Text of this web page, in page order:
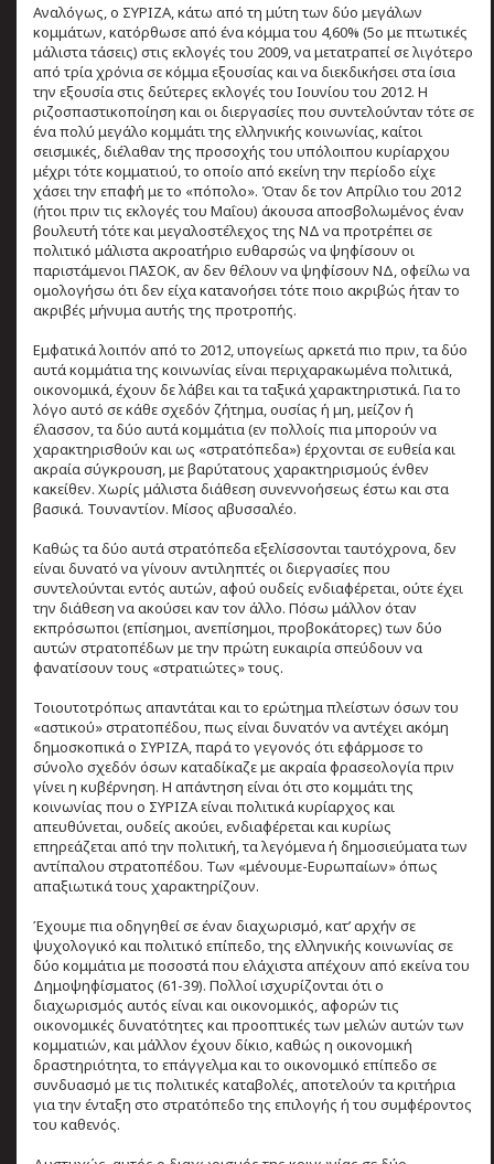
Αναλόγως, ο ΣΥΡΙΖΑ, κάτω από τη μύτη των δύο μεγάλων
κομμάτων, κατόρθωσε από ένα κόμμα του 4,60% (5ο με πτωτικές
μάλιστα τάσεις) στις εκλογές του 2009, να μετατραπεί σε λιγότερο
από τρία χρόνια σε κόμμα εξουσίας και να διεκδικήσει στα ίσια
την εξουσία στις δεύτερες εκλογές του Ιουνίου του 2012. Η
ριζοσπαστικοποίηση και οι διεργασίες που συντελούνταν τότε σε
ένα πολύ μεγάλο κομμάτι της ελληνικής κοινωνίας, καίτοι
σεισμικές, διέλαθαν της προσοχής του υπόλοιπου κυρίαρχου
μέχρι τότε κομματιού, το οποίο από εκείνη την περίοδο είχε
χάσει την επαφή με το «πόπολο». Όταν δε τον Απρίλιο του 2012
(ήτοι πριν τις εκλογές του Μαΐου) άκουσα αποσβολωμένος έναν
βουλευτή τότε και μεγαλοστέλεχος της ΝΔ να προτρέπει σε
πολιτικό μάλιστα ακροατήριο ευθαρσώς να ψηφίσουν οι
παριστάμενοι ΠΑΣΟΚ, αν δεν θέλουν να ψηφίσουν ΝΔ, οφείλω να
ομολογήσω ότι δεν είχα κατανοήσει τότε ποιο ακριβώς ήταν το
ακριβές μήνυμα αυτής της προτροπής.
Εμφατικά λοιπόν από το 2012, υπογείως αρκετά πιο πριν, τα δύο
αυτά κομμάτια της κοινωνίας είναι περιχαρακωμένα πολιτικά,
οικονομικά, έχουν δε λάβει και τα ταξικά χαρακτηριστικά. Για το
λόγο αυτό σε κάθε σχεδόν ζήτημα, ουσίας ή μη, μείζον ή
έλασσον, τα δύο αυτά κομμάτια (εν πολλοίς πια μπορούν να
χαρακτηρισθούν και ως «στρατόπεδα») έρχονται σε ευθεία και
ακραία σύγκρουση, με βαρύτατους χαρακτηρισμούς ένθεν
κακείθεν. Χωρίς μάλιστα διάθεση συνεννοήσεως έστω και στα
βασικά. Τουναντίον. Μίσος αβυσσαλέο.
Καθώς τα δύο αυτά στρατόπεδα εξελίσσονται ταυτόχρονα, δεν
είναι δυνατό να γίνουν αντιληπτές οι διεργασίες που
συντελούνται εντός αυτών, αφού ουδείς ενδιαφέρεται, ούτε έχει
την διάθεση να ακούσει καν τον άλλο. Πόσω μάλλον όταν
εκπρόσωποι (επίσημοι, ανεπίσημοι, προβοκάτορες) των δύο
αυτών στρατοπέδων με την πρώτη ευκαιρία σπεύδουν να
φανατίσουν τους «στρατιώτες» τους.
Τοιουτοτρόπως απαντάται και το ερώτημα πλείστων όσων του
«αστικού» στρατοπέδου, πως είναι δυνατόν να αντέχει ακόμη
δημοσκοπικά ο ΣΥΡΙΖΑ, παρά το γεγονός ότι εφάρμοσε το
σύνολο σχεδόν όσων καταδίκαζε με ακραία φρασεολογία πριν
γίνει η κυβέρνηση. Η απάντηση είναι ότι στο κομμάτι της
κοινωνίας που ο ΣΥΡΙΖΑ είναι πολιτικά κυρίαρχος και
απευθύνεται, ουδείς ακούει, ενδιαφέρεται και κυρίως
επηρεάζεται από την πολιτική, τα λεγόμενα ή δημοσιεύματα των
αντίπαλου στρατοπέδου. Των «μένουμε-Ευρωπαίων» όπως
απαξιωτικά τους χαρακτηρίζουν.
Έχουμε πια οδηγηθεί σε έναν διαχωρισμό, κατ’ αρχήν σε
ψυχολογικό και πολιτικό επίπεδο, της ελληνικής κοινωνίας σε
δύο κομμάτια με ποσοστά που ελάχιστα απέχουν από εκείνα του
Δημοψηφίσματος (61-39). Πολλοί ισχυρίζονται ότι ο
διαχωρισμός αυτός είναι και οικονομικός, αφορών τις
οικονομικές δυνατότητες και προοπτικές των μελών αυτών των
κομματιών, και μάλλον έχουν δίκιο, καθώς η οικονομική
δραστηριότητα, το επάγγελμα και το οικονομικό επίπεδο σε
συνδυασμό με τις πολιτικές καταβολές, αποτελούν τα κριτήρια
για την ένταξη στο στρατόπεδο της επιλογής ή του συμφέροντος
του καθενός.